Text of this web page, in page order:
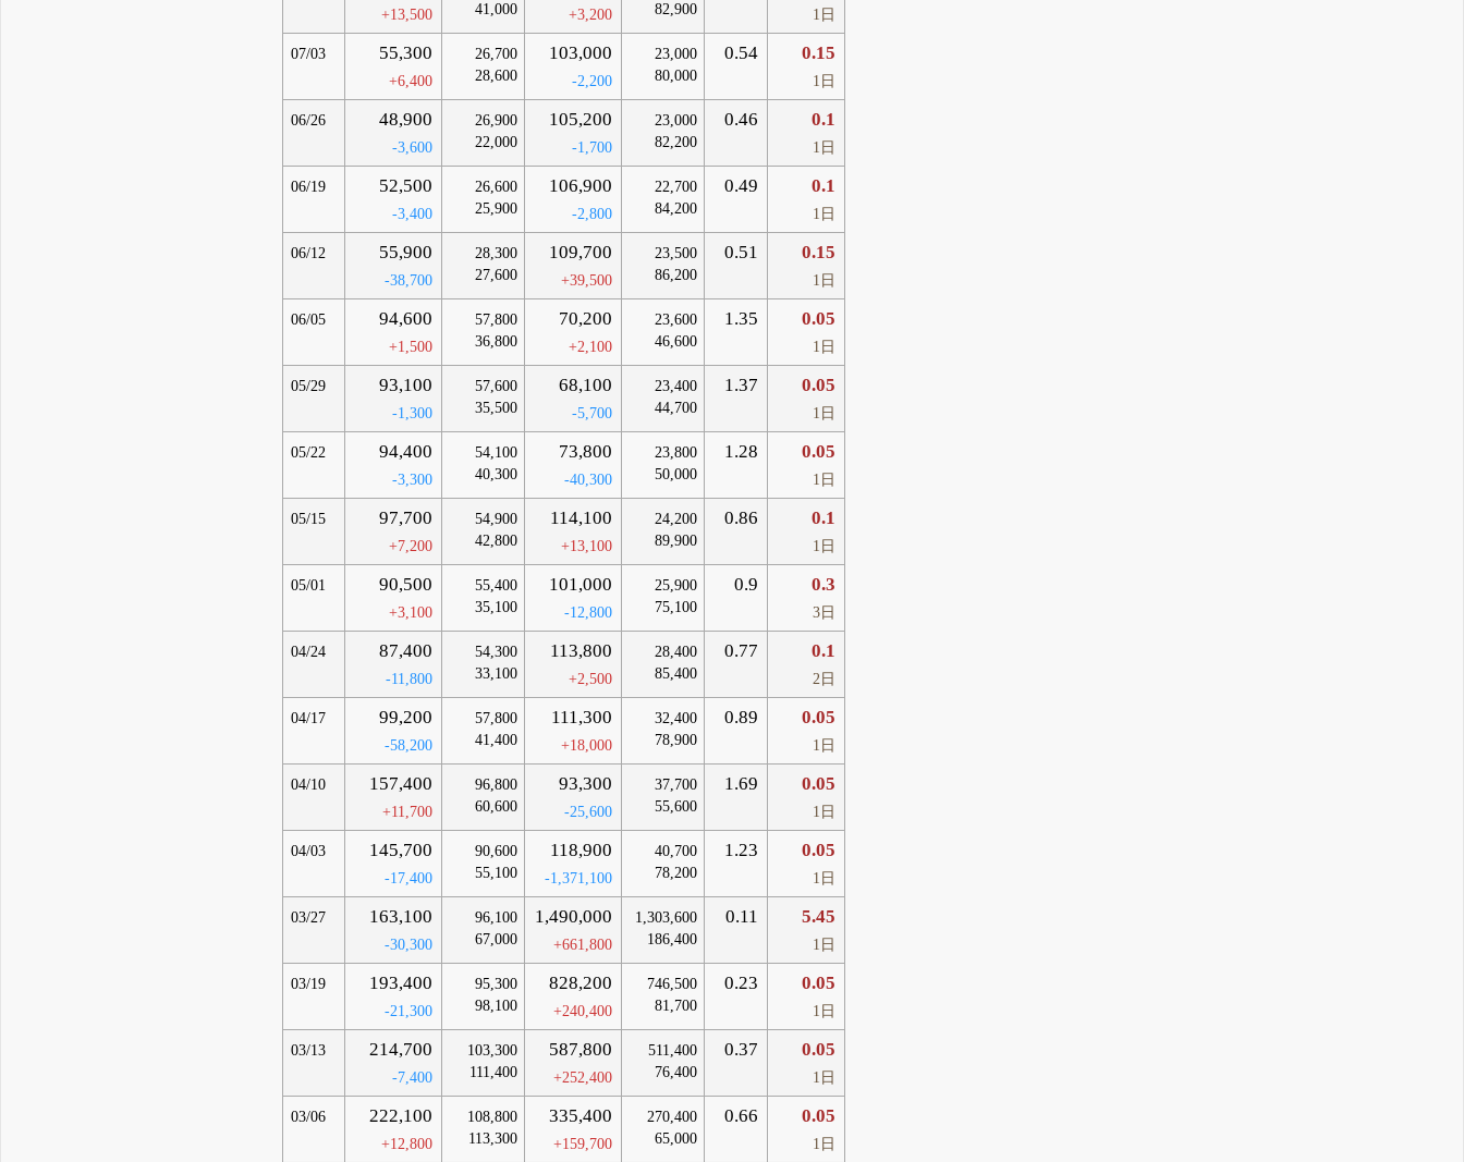
+13,500
41,000
+3,200
82,900
1日
07/03 55,300
+6,400
26,700
28,600
103,000
-2,200
23,000
80,000
0.54 0.15
1日
06/26 48,900
-3,600
26,900
22,000
105,200
-1,700
23,000
82,200
0.46 0.1
1日
06/19 52,500
-3,400
26,600
25,900
106,900
-2,800
22,700
84,200
0.49 0.1
1日
06/12 55,900
-38,700
28,300
27,600
109,700
+39,500
23,500
86,200
0.51 0.15
1日
06/05 94,600
+1,500
57,800
36,800
70,200
+2,100
23,600
46,600
1.35 0.05
1日
05/29 93,100
-1,300
57,600
35,500
68,100
-5,700
23,400
44,700
1.37 0.05
1日
05/22 94,400
-3,300
54,100
40,300
73,800
-40,300
23,800
50,000
1.28 0.05
1日
05/15 97,700
+7,200
54,900
42,800
114,100
+13,100
24,200
89,900
0.86 0.1
1日
05/01 90,500
+3,100
55,400
35,100
101,000
-12,800
25,900
75,100
0.9 0.3
3日
04/24 87,400
-11,800
54,300
33,100
113,800
+2,500
28,400
85,400
0.77 0.1
2日
04/17 99,200
-58,200
57,800
41,400
111,300
+18,000
32,400
78,900
0.89 0.05
1日
04/10 157,400
+11,700
96,800
60,600
93,300
-25,600
37,700
55,600
1.69 0.05
1日
04/03 145,700
-17,400
90,600
55,100
118,900
-1,371,100
40,700
78,200
1.23 0.05
1日
03/27 163,100
-30,300
96,100
67,000
1,490,000
+661,800
1,303,600
186,400
0.11 5.45
1日
03/19 193,400
-21,300
95,300
98,100
828,200
+240,400
746,500
81,700
0.23 0.05
1日
03/13 214,700
-7,400
103,300
111,400
587,800
+252,400
511,400
76,400
0.37 0.05
1日
03/06 222,100
+12,800
108,800
113,300
335,400
+159,700
270,400
65,000
0.66 0.05
1日